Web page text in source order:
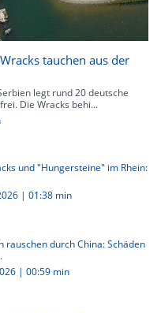
tauchen aus der
legt rund 20 deutsche
Die Wracks behi...
und "Hungersteine" im Rhein:
| 01:38 min
rauschen durch China: Schäden
| 00:59 min